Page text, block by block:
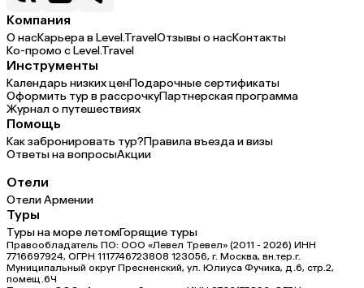
Компания
О насКарьера в Level.TravelОтзывы о насКонтакты
Ко-промо с Level.Travel
Инструменты
Календарь низких ценПодарочные сертификаты
Оформить тур в рассрочкуПартнерская программа
Журнал о путешествиях
Помощь
Как забронировать тур?Правила въезда и визы
Ответы на вопросыАкции
Отели
Отели Армении
Туры
Туры на море летомГорящие туры
Правообладатель ПО: ООО «Левел Тревел» (2011 - 2026) ИНН
7716697924, ОГРН 1117746723808 123056, г. Москва, вн.тер.г.
Муниципальный округ Пресненский, ул. Юлиуса Фучика, д.6, стр.2,
помещ.6Ч